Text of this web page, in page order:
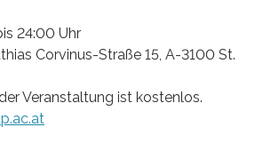
24:00 Uhr
Corvinus-Straße 15, A-3100 St.
Veranstaltung ist kostenlos.